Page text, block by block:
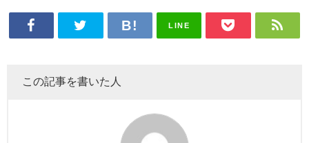
LINE
この記事を書いた人